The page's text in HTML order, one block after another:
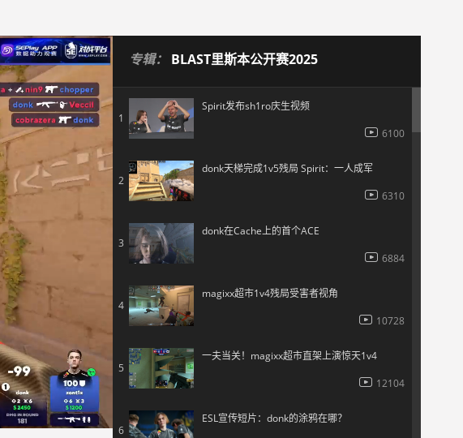
专辑： BLAST里斯本公开赛2025
1
Spirit发布sh1ro庆生视频
6100
2
donk天梯完成1v5残局 Spirit：一人成军
6310
3
donk在Cache上的首个ACE
6884
4
magixx超市1v4残局受害者视角
10728
5
一夫当关！magixx超市直架上演惊天1v4
12104
6
ESL宣传短片：donk的涂鸦在哪？